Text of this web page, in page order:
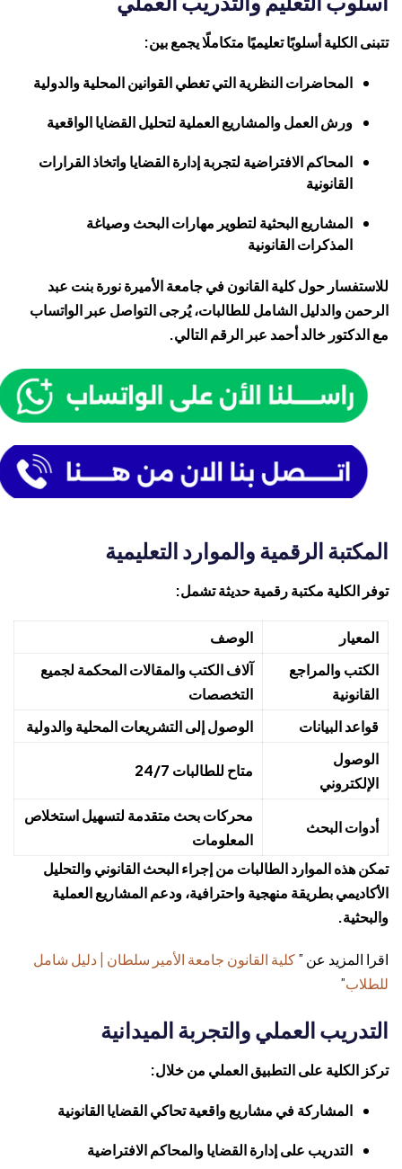
تتبنى الكلية أسلوبًا تعليميًا متكاملًا يجمع بين:
المحاضرات النظرية التي تغطي القوانين المحلية والدولية
ورش العمل والمشاريع العملية لتحليل القضايا الواقعية
المحاكم الافتراضية لتجربة إدارة القضايا واتخاذ القرارات
القانونية
المشاريع البحثية لتطوير مهارات البحث وصياغة
المذكرات القانونية
للاستفسار حول كلية القانون فيجامعة الأميرة نورة بنت عبد
الرحمنوالدليل الشامل للطالبات، يُرجى التواصل عبر الواتساب
مع الدكتور خالد أحمد عبر الرقم التالي.
المكتبة الرقمية والموارد التعليمية
توفر الكلية مكتبة رقمية حديثة تشمل:
المعيار
الوصف
الكتب والمراجع
القانونية
آلاف الكتب والمقالات المحكمة لجميع
التخصصات
قواعد البيانات
الوصول إلى التشريعات المحلية والدولية
الوصول
الإلكتروني
متاح للطالبات 24/7
أدوات البحث
محركات بحث متقدمة لتسهيل استخلاص
المعلومات
تمكن هذه الموارد الطالبات من إجراء البحث القانوني والتحليل
الأكاديمي بطريقة منهجية واحترافية، ودعم المشاريع العملية
والبحثية.
اقرا المزيد عن ”كلية القانون جامعة الأمير سلطان | دليل شامل
للطلاب”
التدريب العملي والتجربة الميدانية
تركز الكلية على التطبيق العملي من خلال:
المشاركة في مشاريع واقعية تحاكي القضايا القانونية
التدريب على إدارة القضايا والمحاكم الافتراضية